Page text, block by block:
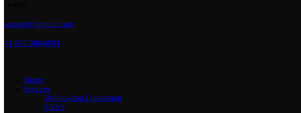
support@appnoit.com
+1-917-300-0894
Home
Services
Web-to-App Conversion
SAAS